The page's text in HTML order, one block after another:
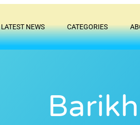
LATEST NEWS CATEGORIES
Barikh